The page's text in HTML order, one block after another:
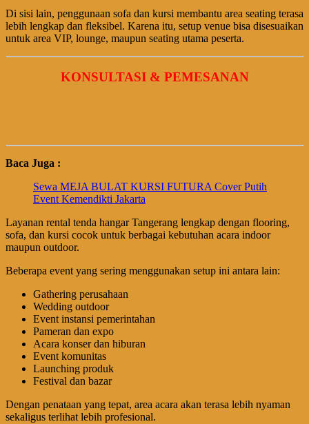
Di sisi lain, penggunaan sofa dan kursi membantu area seating terasa
lebih lengkap dan fleksibel. Karena itu, setup venue bisa disesuaikan
untuk area VIP, lounge, maupun seating utama peserta.
KONSULTASI & PEMESANAN
Baca Juga :
Sewa MEJA BULAT KURSI FUTURA Cover Putih
Event Kemendikti Jakarta
Layanan rental tenda hangar Tangerang lengkap dengan flooring,
sofa, dan kursi cocok untuk berbagai kebutuhan acara indoor
maupun outdoor.
Beberapa event yang sering menggunakan setup ini antara lain:
Gathering perusahaan
Wedding outdoor
Event instansi pemerintahan
Pameran dan expo
Acara konser dan hiburan
Event komunitas
Launching produk
Festival dan bazar
Dengan penataan yang tepat, area acara akan terasa lebih nyaman
sekaligus terlihat lebih profesional.